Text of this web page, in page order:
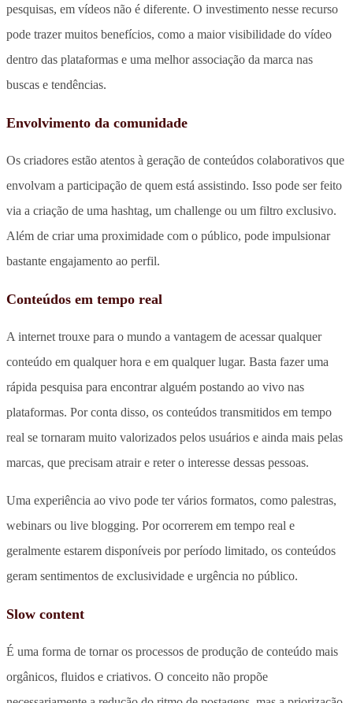
pesquisas, em vídeos não é diferente. O investimento nesse recurso
pode trazer muitos benefícios, como a maior visibilidade do vídeo
dentro das plataformas e uma melhor associação da marca nas
buscas e tendências.
Envolvimento da comunidade
Os criadores estão atentos à geração de conteúdos colaborativos que
envolvam a participação de quem está assistindo. Isso pode ser feito
via a criação de uma hashtag, um challenge ou um filtro exclusivo.
Além de criar uma proximidade com o público, pode impulsionar
bastante engajamento ao perfil.
Conteúdos em tempo real
A internet trouxe para o mundo a vantagem de acessar qualquer
conteúdo em qualquer hora e em qualquer lugar. Basta fazer uma
rápida pesquisa para encontrar alguém postando ao vivo nas
plataformas. Por conta disso, os conteúdos transmitidos em tempo
real se tornaram muito valorizados pelos usuários e ainda mais pelas
marcas, que precisam atrair e reter o interesse dessas pessoas.
Uma experiência ao vivo pode ter vários formatos, como palestras,
webinars ou live blogging. Por ocorrerem em tempo real e
geralmente estarem disponíveis por período limitado, os conteúdos
geram sentimentos de exclusividade e urgência no público.
Slow content
É uma forma de tornar os processos de produção de conteúdo mais
orgânicos, fluidos e criativos. O conceito não propõe